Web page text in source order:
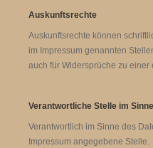
Auskunftsrechte
Auskunftsrechte können
im Impressum genannten
auch für Widersprüche zu
Verantwortliche Stelle im
Verantwortlich im Sinne des
Impressum angegebene Stelle.